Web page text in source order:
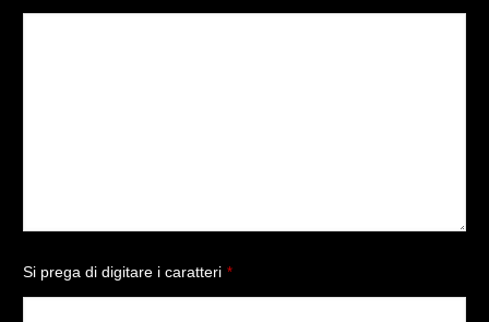
Si prega di digitare i caratteri *